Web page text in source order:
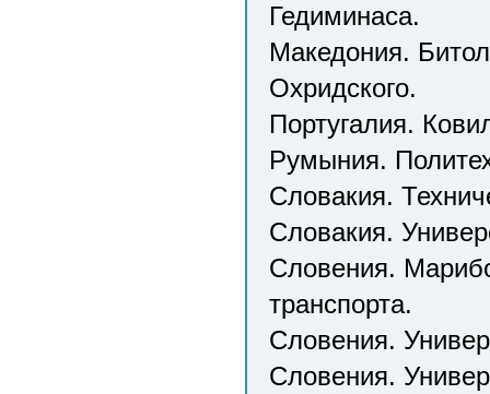
Гедиминаса.
Македония.
Охридского.
Португалия.
Румыния.
Словакия.
Словакия.
Словения.
транспорта.
Словения.
Словения.